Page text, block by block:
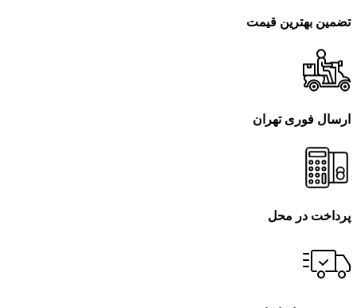
تضمین بهترین قیمت
ارسال فوری تهران
پرداخت در محل